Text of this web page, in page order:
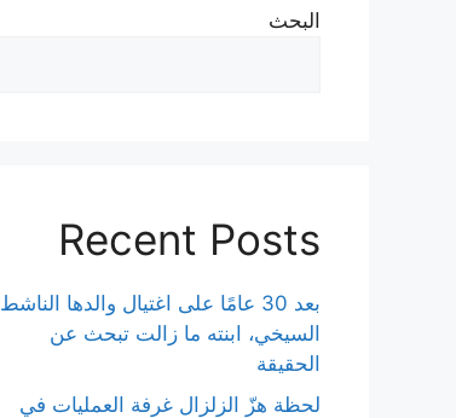
البحث
Recent Posts
بعد 30 عامًا على اغتيال والدها الناشط
السيخي، ابنته ما زالت تبحث عن
الحقيقة
لحظة هزّ الزلزال غرفة العمليات في